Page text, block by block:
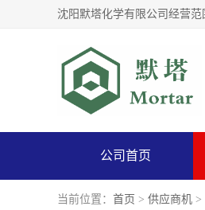
公司首页
当前位置： 首页 > 供应商机 >